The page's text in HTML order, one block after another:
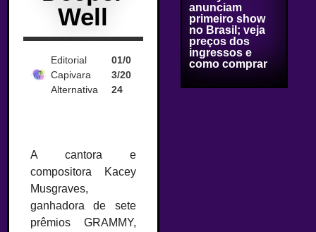
Well
Editorial
Capivara
Alternativa
01/0
3/20
24
A cantora e
compositora Kacey
Musgraves,
ganhadora de sete
prêmios GRAMMY,
anunciam
primeiro show
no Brasil; veja
preços dos
ingressos e
como comprar